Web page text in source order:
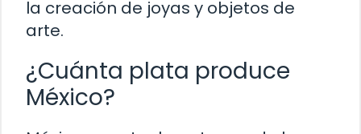
la creación de joyas y objetos de
arte.
¿Cuánta plata produce
México?